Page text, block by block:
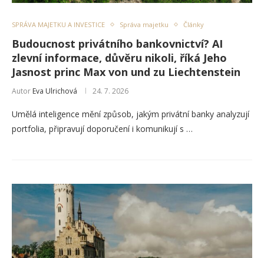
SPRÁVA MAJETKU A INVESTICE Správa majetku Články
Budoucnost privátního bankovnictví? AI
zlevní informace, důvěru nikoli, říká Jeho
Jasnost princ Max von und zu Liechtenstein
Autor Eva Ulrichová 24. 7. 2026
Umělá inteligence mění způsob, jakým privátní banky analyzují
portfolia, připravují doporučení i komunikují s …